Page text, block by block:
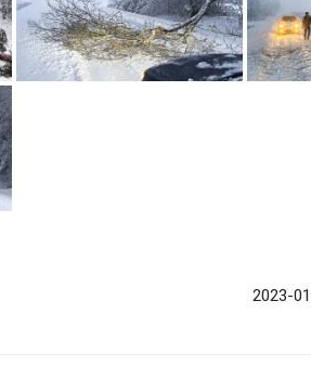
2023-